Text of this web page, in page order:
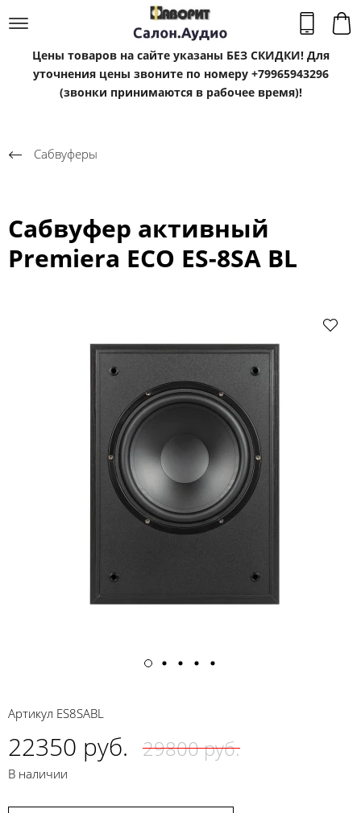
Цены товаров на сайте указаны БЕЗ СКИДКИ! Для
уточнения цены звоните по номеру +79965943296
(звонки принимаются в рабочее время)!
Сабвуферы
Сабвуфер активный
Premiera ECO ES-8SA BL
Артикул ES8SABL
22350 руб. 29800 руб.
В наличии